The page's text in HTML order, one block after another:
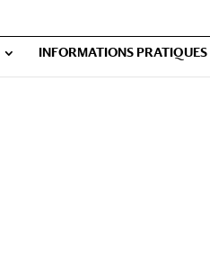
INFORMATIONS PRATIQUES